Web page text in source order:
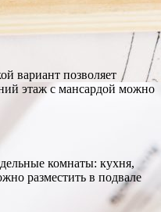
вариант позволяет
этаж с мансардой можно
комнаты: кухня,
разместить в подвале